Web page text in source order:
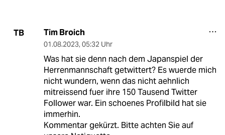
TB Tim Broich
01.08.2023, 05:32 Uhr
Was hat sie denn nach dem Japanspiel der
Herrenmannschaft getwittert? Es wuerde mich
nicht wundern, wenn das nicht aehnlich
mitreissend fuer ihre 150 Tausend Twitter
Follower war. Ein schoenes Profilbild hat sie
immerhin.
Kommentar gekürzt. Bitte achten Sie auf